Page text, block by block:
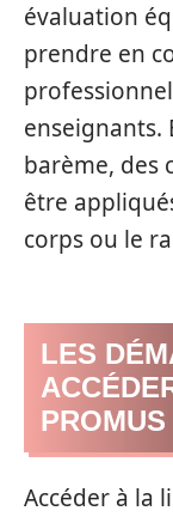
évaluation
prendre en
enseignants.
barème, des
être
corps ou le
LES
PROMUS
Accéder à la